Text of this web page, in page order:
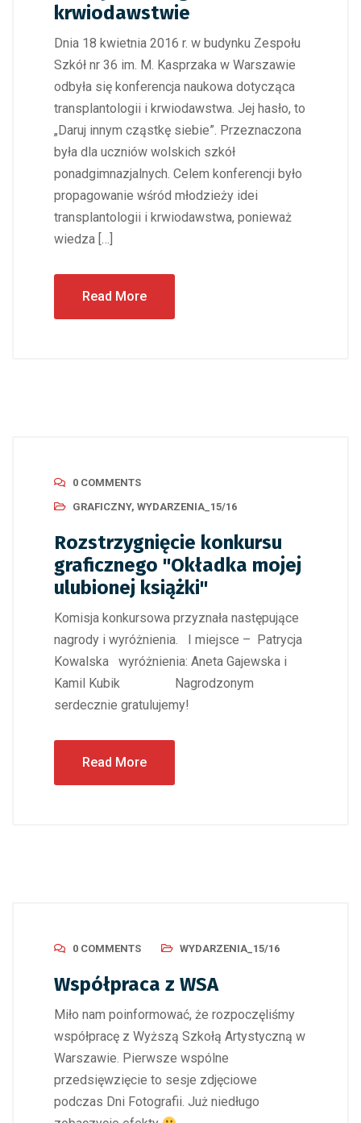
krwiodawstwie
Dnia 18 kwietnia 2016 r. w budynku Zespołu
Szkół nr 36 im. M. Kasprzaka w Warszawie
odbyła się konferencja naukowa dotycząca
transplantologii i krwiodawstwa. Jej hasło, to
„Daruj innym cząstkę siebie”. Przeznaczona
była dla uczniów wolskich szkół
ponadgimnazjalnych. Celem konferencji było
propagowanie wśród młodzieży idei
transplantologii i krwiodawstwa, ponieważ
wiedza […]
Read More
0 COMMENTS
GRAFICZNY, WYDARZENIA_15/16
Rozstrzygnięcie konkursu
graficznego "Okładka mojej
ulubionej książki"
Komisja konkursowa przyznała następujące
nagrody i wyróżnienia. I miejsce – Patrycja
Kowalska wyróżnienia: Aneta Gajewska i
Kamil Kubik Nagrodzonym
serdecznie gratulujemy!
Read More
0 COMMENTS WYDARZENIA_15/16
Współpraca z WSA
Miło nam poinformować, że rozpoczęliśmy
współpracę z Wyższą Szkołą Artystyczną w
Warszawie. Pierwsze wspólne
przedsięwzięcie to sesje zdjęciowe
podczas Dni Fotografii. Już niedługo